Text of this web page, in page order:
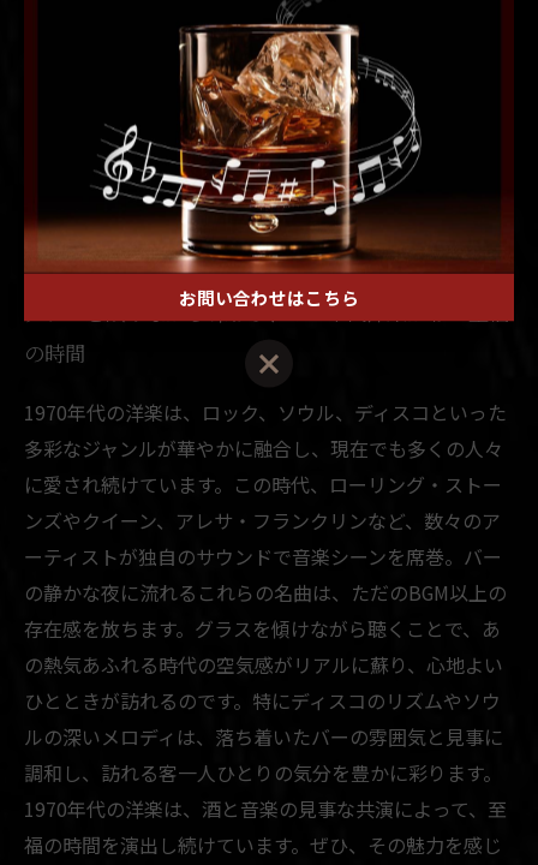
でダンスフロアを盛り上げました。これらの名曲はバー
の落ち着いた空間に溶け込み、グラスを傾けながら聴く
ことで、1970年代特有の熱気と自由な精神を体感できま
す。その時代を彩った音楽は、今もなお夜のバーシーン
に魔法のような一夜をもたらし、訪れる人々を魅了し続
けています。
グラスを傾けながら味わう、1970年代洋楽が彩る至福
の時間
1970年代の洋楽は、ロック、ソウル、ディスコといった
多彩なジャンルが華やかに融合し、現在でも多くの人々
に愛され続けています。この時代、ローリング・ストー
ンズやクイーン、アレサ・フランクリンなど、数々のア
ーティストが独自のサウンドで音楽シーンを席巻。バー
の静かな夜に流れるこれらの名曲は、ただのBGM以上の
存在感を放ちます。グラスを傾けながら聴くことで、あ
の熱気あふれる時代の空気感がリアルに蘇り、心地よい
ひとときが訪れるのです。特にディスコのリズムやソウ
ルの深いメロディは、落ち着いたバーの雰囲気と見事に
調和し、訪れる客一人ひとりの気分を豊かに彩ります。
1970年代の洋楽は、酒と音楽の見事な共演によって、至
福の時間を演出し続けています。ぜひ、その魅力を感じ
お問い合わせはこちら